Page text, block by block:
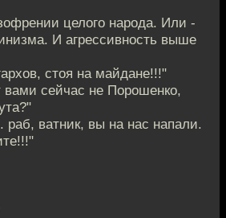
целого народа. Или -
И агрессивность выше
стоя на майдане!!!"
сейчас не Порошенко,
раб, ватник, вы на нас напали.